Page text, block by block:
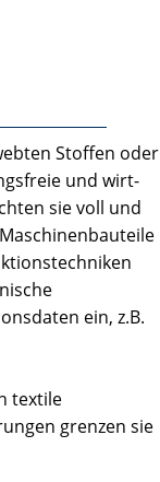
Stoffen oder
und wirt­
sie voll­ und
ein, z.B.
textile
gren­zen sie